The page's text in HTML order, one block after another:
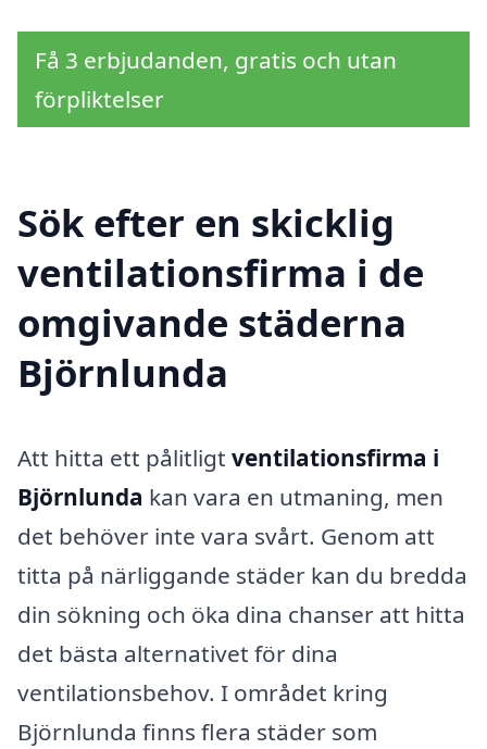
Få 3 erbjudanden, gratis och utan
förpliktelser
Sök efter en skicklig
ventilationsfirma i de
omgivande städerna
Björnlunda
Att hitta ett pålitligt ventilationsfirma i
Björnlunda kan vara en utmaning, men
det behöver inte vara svårt. Genom att
titta på närliggande städer kan du bredda
din sökning och öka dina chanser att hitta
det bästa alternativet för dina
ventilationsbehov. I området kring
Björnlunda finns flera städer som